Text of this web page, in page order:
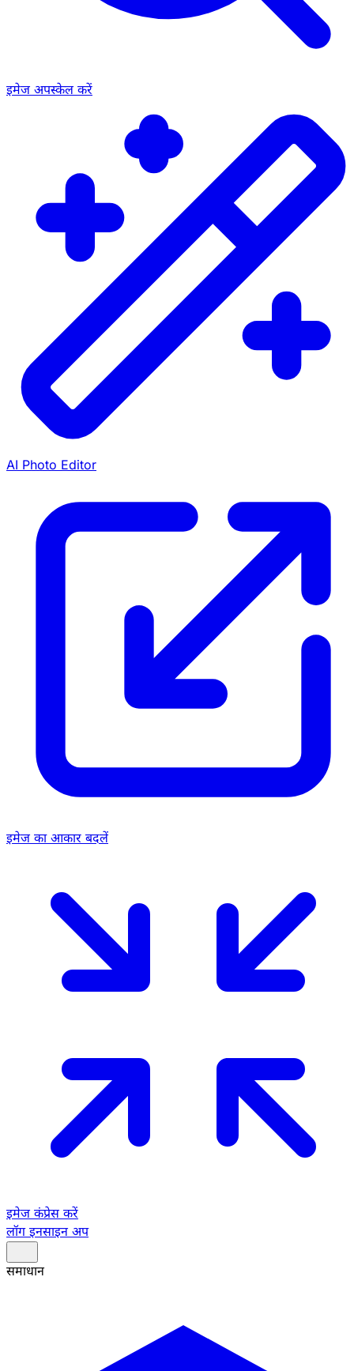
इमेज अपस्केल करें
AI Photo Editor
इमेज का आकार बदलें
इमेज कंप्रेस करें
लॉग इनसाइन अप
समाधान